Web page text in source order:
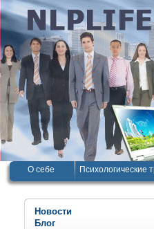
О себе Психологические
Новости
Блог